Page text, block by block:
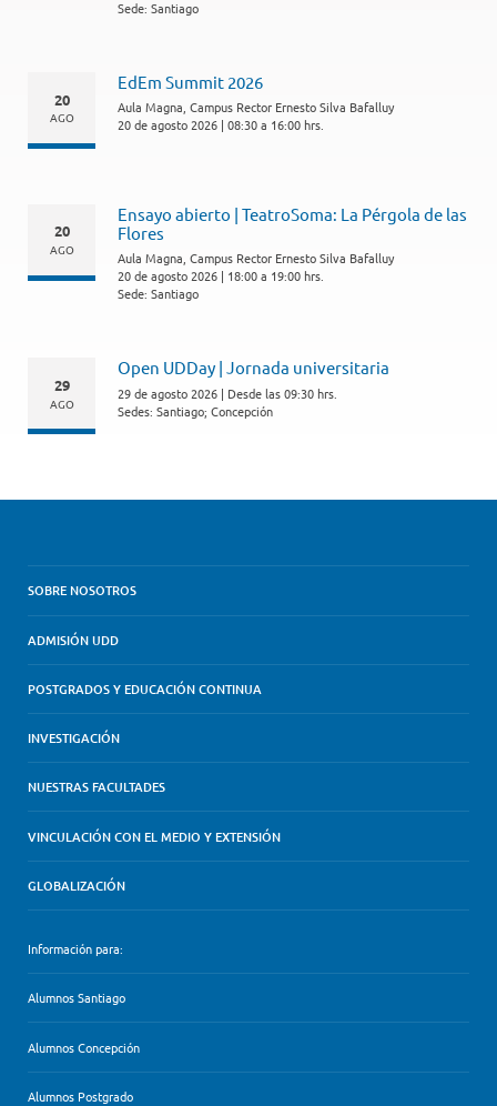
Sede: Santiago
20
AGO
EdEm Summit 2026
Aula Magna, Campus Rector Ernesto Silva Bafalluy
20 de agosto 2026 | 08:30 a 16:00 hrs.
20
AGO
Ensayo abierto | TeatroSoma: La Pérgola de las
Flores
Aula Magna, Campus Rector Ernesto Silva Bafalluy
20 de agosto 2026 | 18:00 a 19:00 hrs.
Sede: Santiago
29
AGO
Open UDDay | Jornada universitaria
29 de agosto 2026 | Desde las 09:30 hrs.
Sedes: Santiago; Concepción
SOBRE NOSOTROS
ADMISIÓN UDD
POSTGRADOS Y EDUCACIÓN CONTINUA
INVESTIGACIÓN
NUESTRAS FACULTADES
VINCULACIÓN CON EL MEDIO Y EXTENSIÓN
GLOBALIZACIÓN
Información para:
Alumnos Santiago
Alumnos Concepción
Alumnos Postgrado